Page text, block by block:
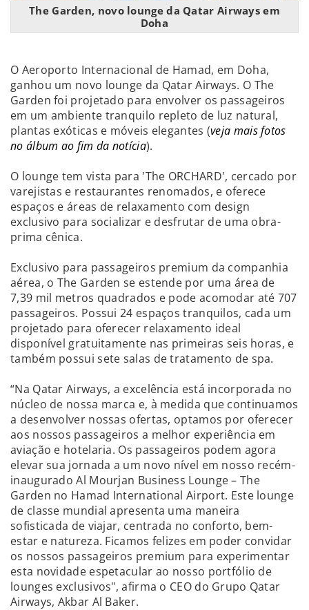
The Garden, novo lounge da Qatar Airways em
Doha
O Aeroporto Internacional de Hamad, em Doha,
ganhou um novo lounge da Qatar Airways. O The
Garden foi projetado para envolver os passageiros
em um ambiente tranquilo repleto de luz natural,
plantas exóticas e móveis elegantes (veja mais fotos
no álbum ao fim da notícia).
O lounge tem vista para 'The ORCHARD', cercado por
varejistas e restaurantes renomados, e oferece
espaços e áreas de relaxamento com design
exclusivo para socializar e desfrutar de uma obra-
prima cênica.
Exclusivo para passageiros premium da companhia
aérea, o The Garden se estende por uma área de
7,39 mil metros quadrados e pode acomodar até 707
passageiros. Possui 24 espaços tranquilos, cada um
projetado para oferecer relaxamento ideal
disponível gratuitamente nas primeiras seis horas, e
também possui sete salas de tratamento de spa.
“Na Qatar Airways, a excelência está incorporada no
núcleo de nossa marca e, à medida que continuamos
a desenvolver nossas ofertas, optamos por oferecer
aos nossos passageiros a melhor experiência em
aviação e hotelaria. Os passageiros podem agora
elevar sua jornada a um novo nível em nosso recém-
inaugurado Al Mourjan Business Lounge – The
Garden no Hamad International Airport. Este lounge
de classe mundial apresenta uma maneira
sofisticada de viajar, centrada no conforto, bem-
estar e natureza. Ficamos felizes em poder convidar
os nossos passageiros premium para experimentar
esta novidade espetacular ao nosso portfólio de
lounges exclusivos", afirma o CEO do Grupo Qatar
Airways, Akbar Al Baker.